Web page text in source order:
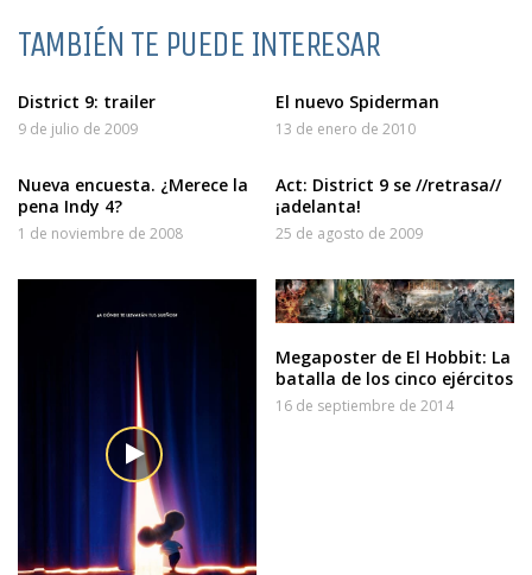
TAMBIÉN TE PUEDE INTERESAR
District 9: trailer
9 de julio de 2009
El nuevo Spiderman
13 de enero de 2010
Nueva encuesta. ¿Merece la
pena Indy 4?
1 de noviembre de 2008
Act: District 9 se //retrasa//
¡adelanta!
25 de agosto de 2009
Megaposter de El Hobbit: La
batalla de los cinco ejércitos
16 de septiembre de 2014